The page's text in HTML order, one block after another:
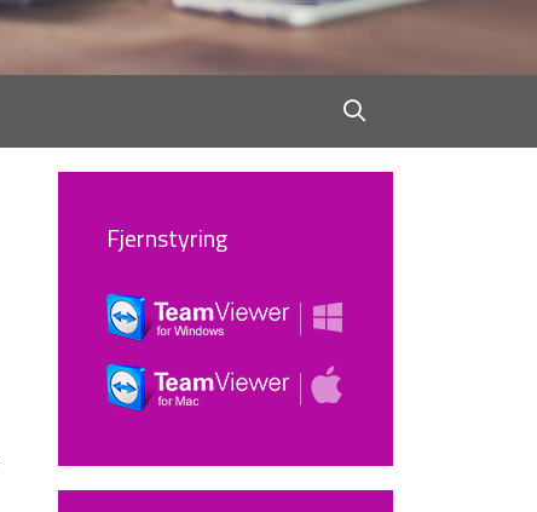
Fjernstyring